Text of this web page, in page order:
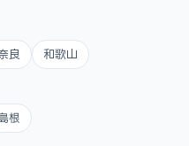
良 和歌山
根